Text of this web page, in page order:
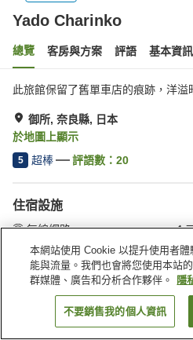
Yado Charinko
總覽 客房與方案 評語 基本資訊
此旅館保留了舊單車店的痕跡，洋溢
御所, 奈良縣, 日本
於地圖上顯示
5 超棒 評語數： 20
住宿設施
無線網路
全館禁菸
首頁 日本 奈良縣 御所
找客房
本網站使用 Cookie 以提升使用者
能與流量。我們也會將您使用本站
群媒體、廣告和分析合作夥伴。
隱
不要銷售我的個人資訊